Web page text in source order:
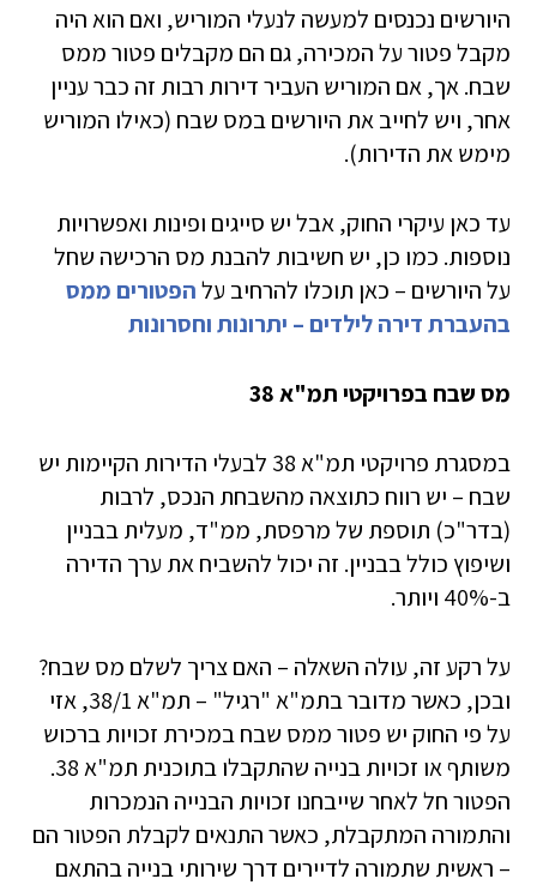
היורשים נכנסים למעשה לנעלי המוריש, ואם הוא היה
מקבל פטור על המכירה, גם הם מקבלים פטור ממס
שבח. אך, אם המוריש העביר דירות רבות זה כבר עניין
אחר, ויש לחייב את היורשים במס שבח (כאילו המוריש
מימש את הדירות).
עד כאן עיקרי החוק, אבל יש סייגים ופינות ואפשרויות
נוספות. כמו כן, יש חשיבות להבנת מס הרכישה שחל
על היורשים – כאן תוכלו להרחיב עלהפטורים ממס
בהעברת דירה לילדים – יתרונות וחסרונות
מס שבח בפרויקטי תמ"א 38
במסגרת פרויקטי תמ"א 38 לבעלי הדירות הקיימות יש
שבח – יש רווח כתוצאה מהשבחת הנכס, לרבות
(בדר"כ) תוספת של מרפסת, ממ"ד, מעלית בבניין
ושיפוץ כולל בבניין. זה יכול להשביח את ערך הדירה
ב-40% ויותר.
על רקע זה, עולה השאלה – האם צריך לשלם מס שבח?
ובכן, כאשר מדובר בתמ"א "רגיל" – תמ"א 38/1, אזי
על פי החוק יש פטור ממס שבח במכירת זכויות ברכוש
משותף או זכויות בנייה שהתקבלו בתוכנית תמ"א 38.
הפטור חל לאחר שייבחנו זכויות הבנייה הנמכרות
והתמורה המתקבלת, כאשר התנאים לקבלת הפטור הם
– ראשית שתמורה לדיירים דרך שירותי בנייה בהתאם